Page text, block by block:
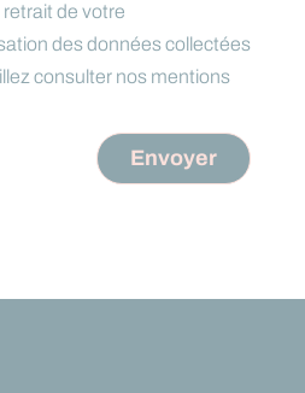
de votre
des données collectées
consulter nos mentions
Envoyer